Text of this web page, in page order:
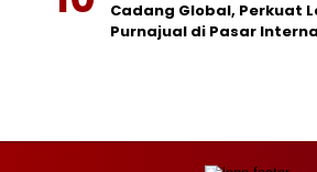
Cadang Global, Perkuat
Purnajual di Pasar